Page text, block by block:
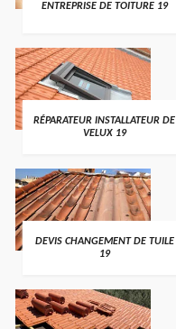
ENTREPRISE DE TOITURE 19
RÉPARATEUR INSTALLATEUR DE
VELUX 19
DEVIS CHANGEMENT DE TUILE
19